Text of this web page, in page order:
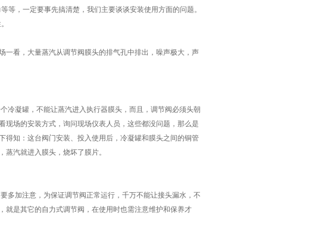
等，一定要事先搞清楚，我们主要谈谈安装使用方面的问题。
看，大量蒸汽从调节阀膜头的排气孔中排出，噪声极大，声
凝罐，不能让蒸汽进入执行器膜头，而且，调节阀必须头朝
场的安装方式，询问现场仪表人员，这些都没问题，那么是
得知：这台阀门安装、投入使用后，冷凝罐和膜头之间的铜管
汽就进入膜头，烧坏了膜片。
加注意，为保证调节阀正常运行，千万不能让接头漏水，不
就是其它的自力式调节阀，在使用时也需注意维护和保养才